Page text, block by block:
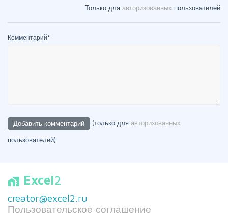
Только для авторизованных пользователей
Комментарий*
(только для авторизованных
пользователей)
home_work Excel2
creator@excel2.ru
Пользовательское соглашение